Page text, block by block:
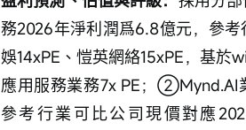
務2026年淨利潤爲6.8億元，參
娛14xPE、愷英網絡15xPE，基
應用服務業務7x PE；②Mynd.AI
參考行業可比公司現價對應